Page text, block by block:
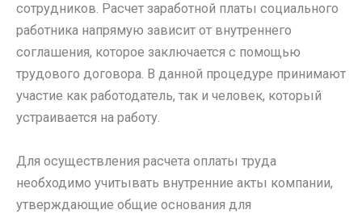
сотрудников. Расчет заработной платы социального
работника напрямую зависит от внутреннего
соглашения, которое заключается с помощью
трудового договора. В данной процедуре принимают
участие как работодатель, так и человек, который
устраивается на работу.
Для осуществления расчета оплаты труда
необходимо учитывать внутренние акты компании,
утверждающие общие основания для